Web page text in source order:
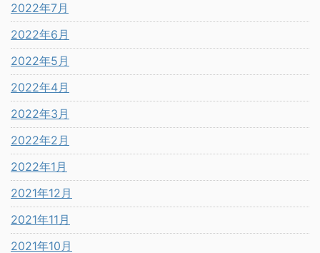
2022年7月
2022年6月
2022年5月
2022年4月
2022年3月
2022年2月
2022年1月
2021年12月
2021年11月
2021年10月